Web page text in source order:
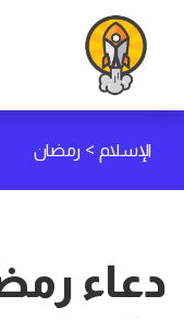
الإسلام > رمضان
دعاء